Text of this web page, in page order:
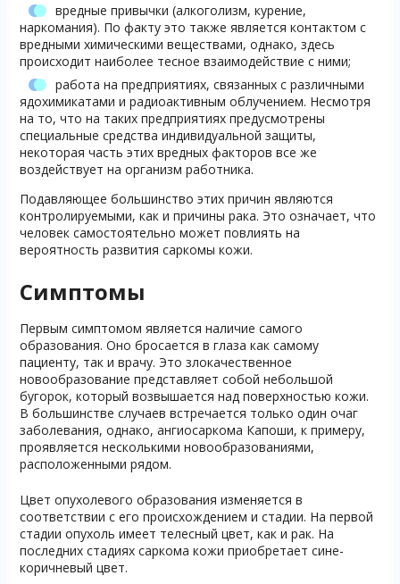
вредные привычки (алкоголизм, курение,
наркомания). По факту это также является контактом с
вредными химическими веществами, однако, здесь
происходит наиболее тесное взаимодействие с ними;
работа на предприятиях, связанных с различными
ядохимикатами и радиоактивным облучением. Несмотря
на то, что на таких предприятиях предусмотрены
специальные средства индивидуальной защиты,
некоторая часть этих вредных факторов все же
воздействует на организм работника.
Подавляющее большинство этих причин являются
контролируемыми, как и причины рака. Это означает, что
человек самостоятельно может повлиять на
вероятность развития саркомы кожи.
Симптомы
Первым симптомом является наличие самого
образования. Оно бросается в глаза как самому
пациенту, так и врачу. Это злокачественное
новообразование представляет собой небольшой
бугорок, который возвышается над поверхностью кожи.
В большинстве случаев встречается только один очаг
заболевания, однако, ангиосаркома Капоши, к примеру,
проявляется несколькими новообразованиями,
расположенными рядом.
Цвет опухолевого образования изменяется в
соответствии с его происхождением и стадии. На первой
стадии опухоль имеет телесный цвет, как и рак. На
последних стадиях саркома кожи приобретает сине-
коричневый цвет.